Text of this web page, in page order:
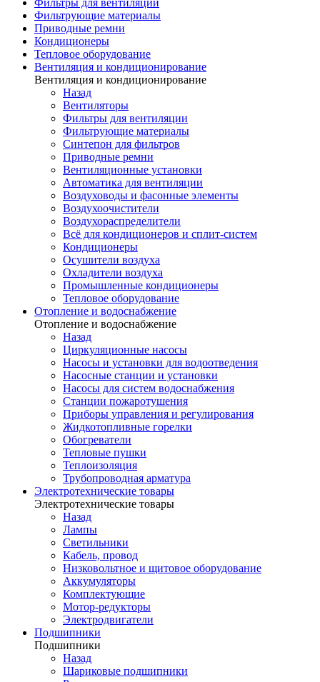
Фильтры для вентиляции
Фильтрующие материалы
Приводные ремни
Кондиционеры
Тепловое оборудование
Вентиляция и кондиционирование
Вентиляция и кондиционирование
Назад
Вентиляторы
Фильтры для вентиляции
Фильтрующие материалы
Синтепон для фильтров
Приводные ремни
Вентиляционные установки
Автоматика для вентиляции
Воздуховоды и фасонные элементы
Воздухоочистители
Воздухораспределители
Всё для кондиционеров и сплит-систем
Кондиционеры
Осушители воздуха
Охладители воздуха
Промышленные кондиционеры
Тепловое оборудование
Отопление и водоснабжение
Отопление и водоснабжение
Назад
Циркуляционные насосы
Насосы и установки для водоотведения
Насосные станции и установки
Насосы для систем водоснабжения
Станции пожаротушения
Приборы управления и регулирования
Жидкотопливные горелки
Обогреватели
Тепловые пушки
Теплоизоляция
Трубопроводная арматура
Электротехнические товары
Электротехнические товары
Назад
Лампы
Светильники
Кабель, провод
Низковольтное и щитовое оборудование
Аккумуляторы
Комплектующие
Мотор-редукторы
Электродвигатели
Подшипники
Подшипники
Назад
Шариковые подшипники